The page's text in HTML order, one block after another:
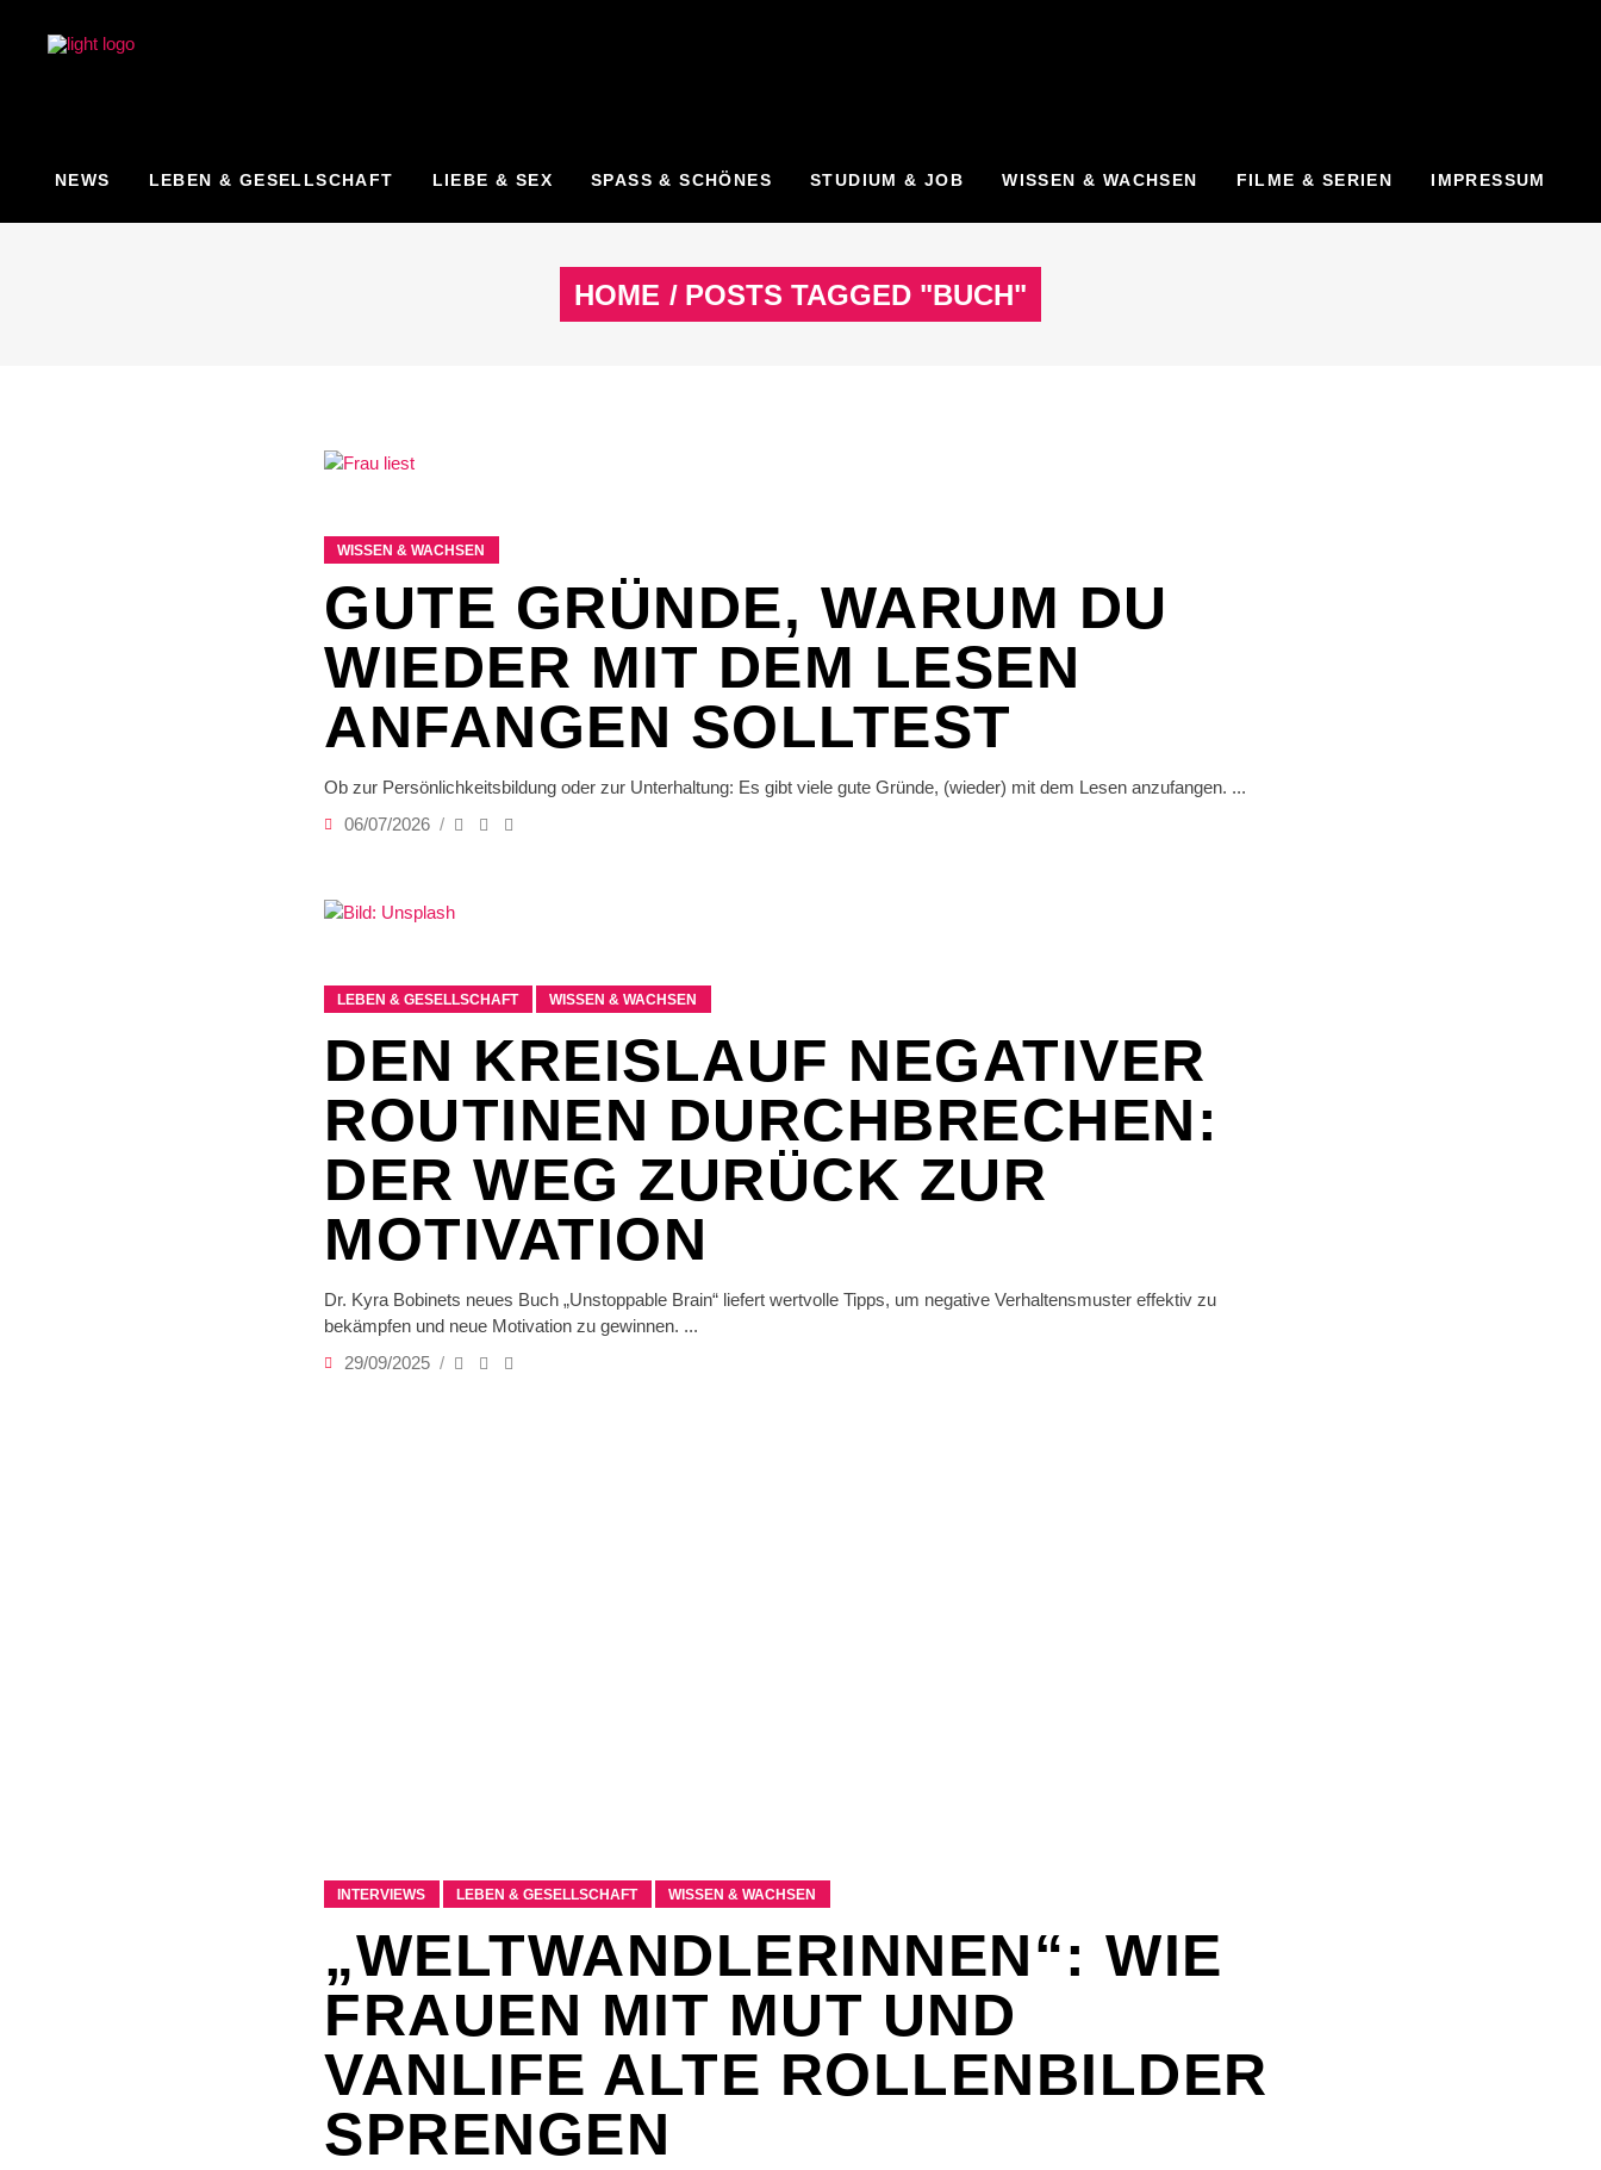
NEWS LEBEN & GESELLSCHAFT LIEBE & SEX SPASS & SCHÖNES STUDIUM & JOB WISSEN & WACHSEN FILME & SERIEN IMPRESSUM
HOME / POSTS TAGGED "BUCH"
WISSEN & WACHSEN
GUTE GRÜNDE, WARUM DU
WIEDER MIT DEM LESEN
ANFANGEN SOLLTEST
Ob zur Persönlichkeitsbildung oder zur Unterhaltung: Es gibt viele gute Gründe, (wieder) mit dem Lesen anzufangen.
06/07/2026
LEBEN & GESELLSCHAFT WISSEN & WACHSEN
DEN KREISLAUF NEGATIVER
ROUTINEN DURCHBRECHEN:
DER WEG ZURÜCK ZUR
MOTIVATION
Dr. Kyra Bobinets neues Buch „Unstoppable Brain“ liefert wertvolle Tipps, um negative Verhaltensmuster effektiv zu
bekämpfen und neue Motivation zu gewinnen.
29/09/2025
INTERVIEWS LEBEN & GESELLSCHAFT WISSEN & WACHSEN
„WELTWANDLERINNEN“: WIE
FRAUEN MIT MUT UND
VANLIFE ALTE ROLLENBILDER
SPRENGEN